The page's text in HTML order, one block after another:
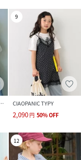
green label relaxing
9
CIAOPANIC TYPY
2,090円 50%OFF
12